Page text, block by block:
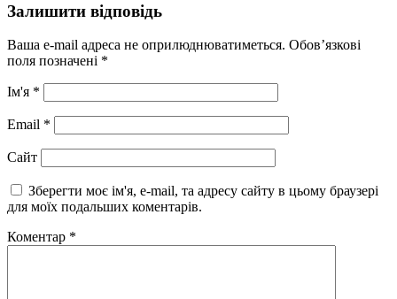
Залишити відповідь
Ваша e-mail адреса не оприлюднюватиметься. Обов’язкові
поля позначені *
Ім'я *
Email *
Сайт
Зберегти моє ім'я, e-mail, та адресу сайту в цьому браузері
для моїх подальших коментарів.
Коментар *